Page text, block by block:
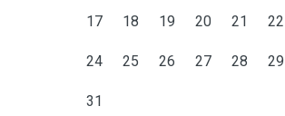
17 18 19 20 21 22
24 25 26 27 28 29
31